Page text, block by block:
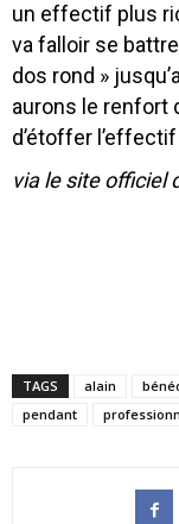
un effectif plus
va falloir se
dos rond »
aurons le renfort
d’étoffer
via le site officiel
TAGS alain
pendant